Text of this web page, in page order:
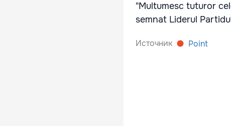
"Multumesc tuturor
semnat Liderul
Источник Point